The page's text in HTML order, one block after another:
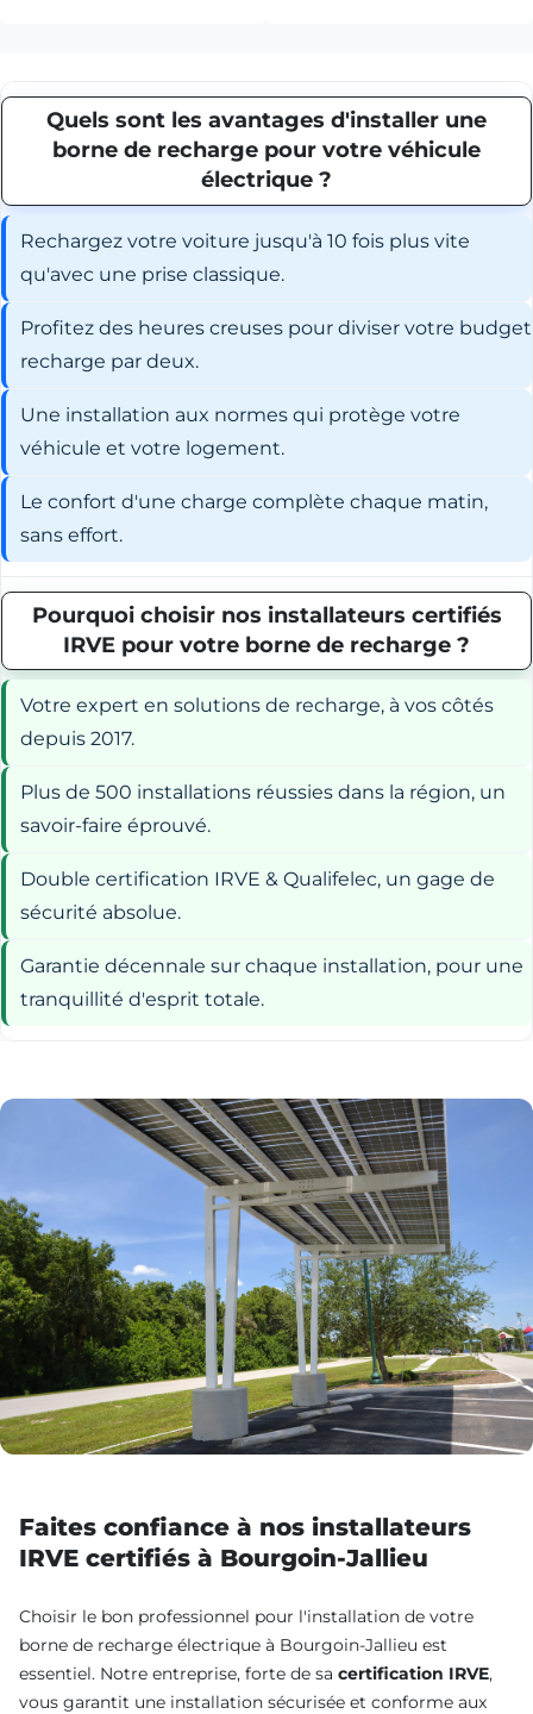
Quels sont les avantages d'installer une
borne de recharge pour votre véhicule
électrique ?
Rechargez votre voiture jusqu'à 10 fois plus vite
qu'avec une prise classique.
Profitez des heures creuses pour diviser votre budget
recharge par deux.
Une installation aux normes qui protège votre
véhicule et votre logement.
Le confort d'une charge complète chaque matin,
sans effort.
Pourquoi choisir nos installateurs certifiés
IRVE pour votre borne de recharge ?
Votre expert en solutions de recharge, à vos côtés
depuis 2017.
Plus de 500 installations réussies dans la région, un
savoir-faire éprouvé.
Double certification IRVE & Qualifelec, un gage de
sécurité absolue.
Garantie décennale sur chaque installation, pour une
tranquillité d'esprit totale.
Faites confiance à nos installateurs
IRVE certifiés à Bourgoin-Jallieu
Choisir le bon professionnel pour l'installation de votre
borne de recharge électrique à Bourgoin-Jallieu est
essentiel. Notre entreprise, forte de sa certification IRVE,
vous garantit une installation sécurisée et conforme aux